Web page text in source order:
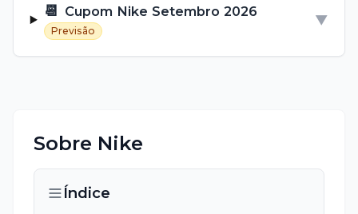
📆 Cupom Nike Setembro 2026
Previsão
▼
Sobre Nike
Índice